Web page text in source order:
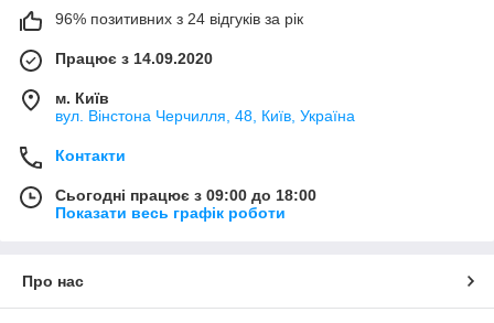
96% позитивних з 24 відгуків за рік
Працює з 14.09.2020
м. Київ
вул. Вінстона Черчилля, 48, Київ, Україна
Контакти
Сьогодні працює з 09:00 до 18:00
Показати весь графік роботи
Про нас